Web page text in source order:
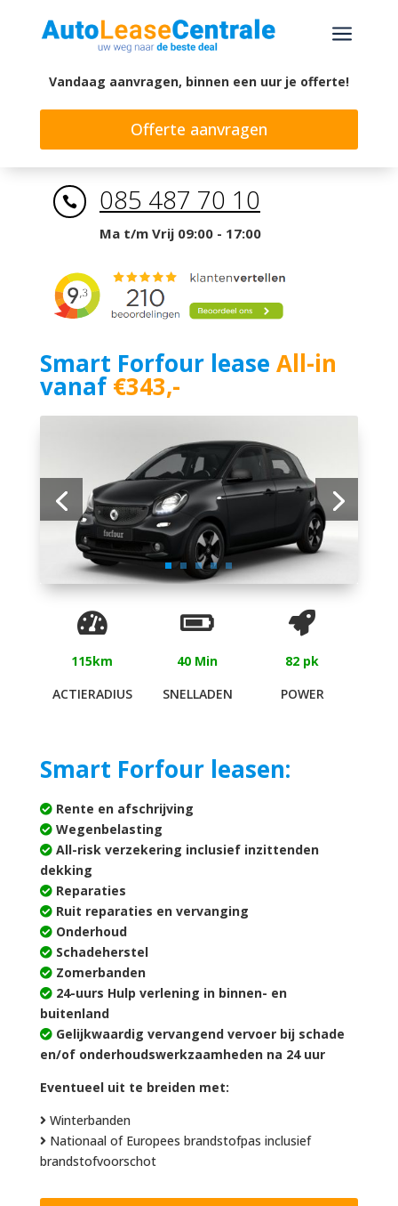
a
Vandaag aanvragen, binnen een uur je offerte!
Offerte aanvragen
 085 487 70 10
Ma t/m Vrij 09:00 - 17:00
Smart Forfour lease All-in
vanaf€343,-
115km
ACTIERADIUS
40 Min
SNELLADEN
82 pk
POWER
Smart Forfour leasen:
Rente en afschrijving
Wegenbelasting
All-risk verzekering inclusief inzittenden
dekking
Reparaties
Ruit reparaties en vervanging
Onderhoud
Schadeherstel
Zomerbanden
24-uurs Hulp verlening in binnen- en
buitenland
Gelijkwaardig vervangend vervoer bij schade
en/of onderhoudswerkzaamheden na 24 uur
Eventueel uit te breiden met:
Winterbanden
Nationaal of Europees brandstofpas inclusief
brandstofvoorschot